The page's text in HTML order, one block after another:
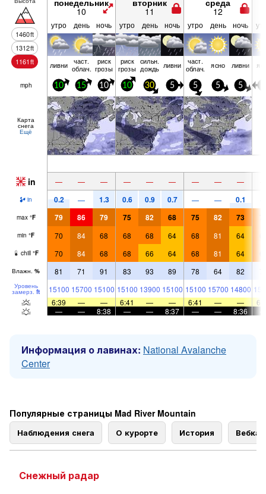
1460ft
1312ft
1161ft
понедельник
10
вторник
11
среда
12
утро день ночь утро день ночь утро день ночь
ливни част.
облач.
риск
грозы
риск
грозы
сильн.
дождь ливни част.
облач. ясно ливни
mph 10 15 10 10 30 5 5 5 5
Карта
снега
Ещё
in — — — — — — — — —
in 0.2 — 1.3 0.6 0.9 0.7 — — 0.1
max °F 79 86 79 75 82 68 75 82 73
min °F 70 84 68 68 68 64 68 81 64
chill °F 70 84 68 68 66 64 68 81 64
Влажн. % 81 71 91 83 93 89 78 64 82
Уровень
замерз. ft 15100 15700 15100 15100 13900 15100 15100 15700 14800
6:39
— — 6:41 — — 6:41 — —
—
— 8:38 — — 8:37 — — 8:36
Информация о лавинах: National Avalanche
Center
Популярные страницы Mad River Mountain
Наблюдения снега О курорте История
Снежный радар